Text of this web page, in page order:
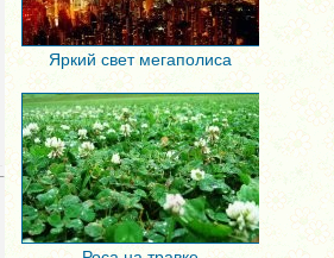
Яркий свет мегаполиса